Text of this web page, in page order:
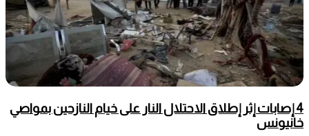
4 إصابات إثر إطلاق الاحتلال النار على خيام النازحين بمواصي
خانيونس